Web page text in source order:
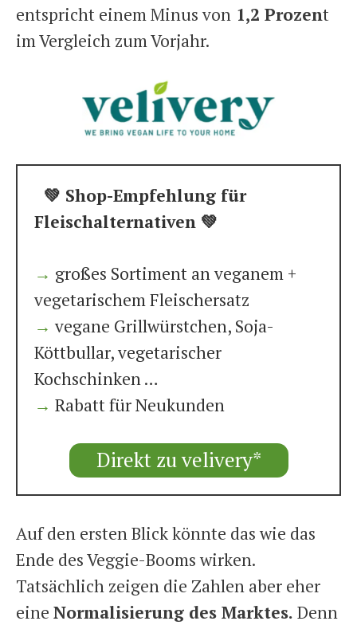
entspricht einem Minus von 1,2 Prozent
im Vergleich zum Vorjahr.
💚 Shop-Empfehlung für
Fleischalternativen 💚
→ großes Sortiment an veganem +
vegetarischem Fleischersatz
→ vegane Grillwürstchen, Soja-
Köttbullar, vegetarischer
Kochschinken …
→ Rabatt für Neukunden
Direkt zu velivery*
Auf den ersten Blick könnte das wie das
Ende des Veggie-Booms wirken.
Tatsächlich zeigen die Zahlen aber eher
eine Normalisierung des Marktes. Denn